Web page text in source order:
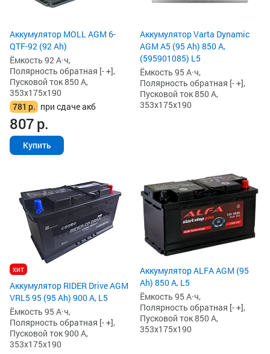
Аккумулятор MOLL AGM 6-
QTF-92 (92 Ah)
Ёмкость 92 А·ч,
Полярность обратная [- +],
Пусковой ток 850 А,
353x175x190
781 р. при сдаче акб
807р.
Купить
Аккумулятор Varta Dynamic
AGM A5 (95 Ah) 850 А,
(595901085) L5
Ёмкость 95 А·ч,
Полярность обратная [- +],
Пусковой ток 850 А,
353x175x190
хит
Аккумулятор RIDER Drive AGM
VRL5 95 (95 Ah) 900 А, L5
Ёмкость 95 А·ч,
Полярность обратная [- +],
Пусковой ток 900 А,
353x175x190
Аккумулятор ALFA AGM (95
Ah) 850 А, L5
Ёмкость 95 А·ч,
Полярность обратная [- +],
Пусковой ток 850 А,
353x175x190